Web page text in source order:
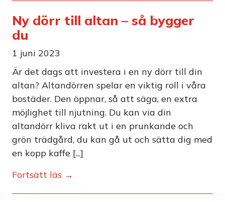
Ny dörr till altan – så bygger
du
1 juni 2023
Är det dags att investera i en ny dörr till din
altan? Altandörren spelar en viktig roll i våra
bostäder. Den öppnar, så att säga, en extra
möjlighet till njutning. Du kan via din
altandörr kliva rakt ut i en prunkande och
grön trädgård, du kan gå ut och sätta dig med
en kopp kaffe [...]
Fortsätt läs →